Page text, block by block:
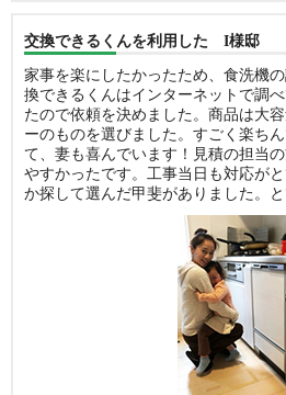
交換できるくんを利用した I様邸
家事を楽にしたかったため、食洗機
換できるくんはインターネットで調
たので依頼を決めました。商品は大
ーのものを選びました。すごく楽ち
て、妻も喜んでいます！見積の担当
やすかったです。工事当日も対応が
か探して選んだ甲斐がありました。